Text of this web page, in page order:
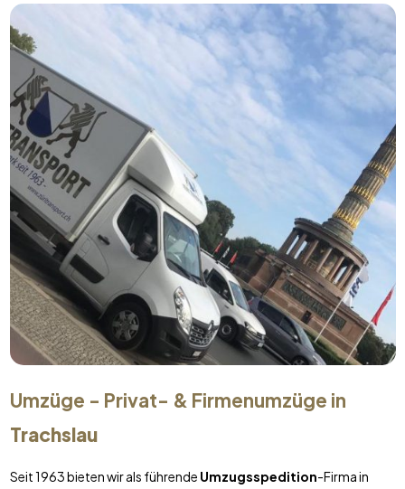
Umzüge - Privat- & Firmenumzüge in
Trachslau
Seit 1963 bieten wir als führende Umzugsspedition-Firma in